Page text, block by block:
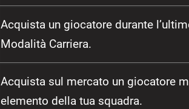
Acquista un giocatore durante
Modalità Carriera.
Acquista sul mercato un giocatore
elemento della tua squadra.